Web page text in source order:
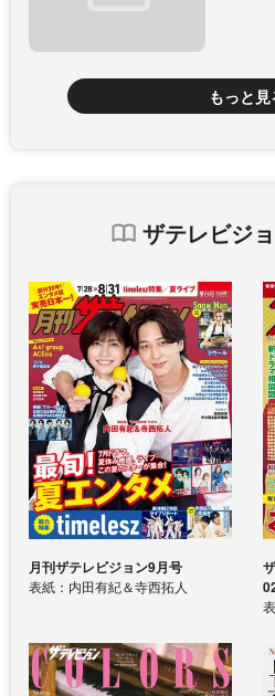
もっと見
ザテレビジ
月刊ザテレビジョン9月号
表紙：内田有紀＆寺西拓人